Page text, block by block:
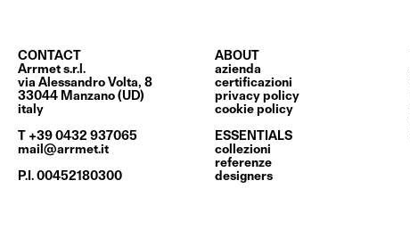
CONTACT
Arrmet s.r.l.
via Alessandro Volta, 8
33044 Manzano (UD)
italy
T +39 0432 937065
mail@arrmet.it
P.I. 00452180300
ABOUT
azienda
certificazioni
privacy policy
cookie policy
ESSENTIALS
collezioni
referenze
designers